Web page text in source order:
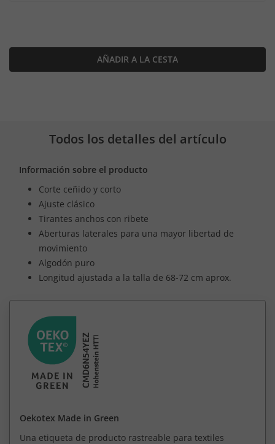
AÑADIR A LA CESTA
Todos los detalles del artículo
Información sobre el producto
Corte ceñido y corto
Ajuste clásico
Tirantes anchos con ribete
Aberturas laterales para una mayor libertad de
movimiento
Algodón puro
Longitud ajustada a la talla de 68-72 cm aprox.
Oekotex Made in Green
Una etiqueta de producto rastreable para textiles